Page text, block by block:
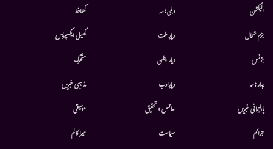
الیکشن
بزم شمال
بزنس
بہار نامہ
پارلیمانی خبریں
جرائم
دہلی نامہ
دیارِ ملت
دیار وطن
دیارِادب
سائنس و تحقیق
سیاست
کھلاخط
کھیل ایکسپریس
متحرك
مذہبی خبریں
موسيقى
میرا کالم